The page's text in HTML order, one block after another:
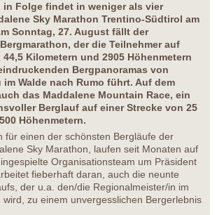
in Folge findet in weniger als vier
Sky Marathon Trentino-Südtirol am
Sonntag, 27. August fällt der
der die Teilnehmer auf
Kilometern und 2905 Höhenmetern
Bergpanoramas von
im Walde nach Rumo führt. Auf dem
das Maddalene Mountain Race, ein
Berglauf auf einer Strecke von 25
Höhenmetern.
für einen der schönsten Bergläufe der
Sky Marathon, laufen seit Monaten auf
Organisationsteam um Präsident
fieberhaft daran, auch die neunte
der u.a. den/die Regionalmeister/in im
wird, zu einem unvergesslichen Bergerlebnis